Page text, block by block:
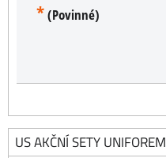
*(Povinné)
US AKČNÍ SETY UNIFOREM